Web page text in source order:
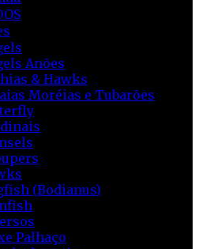
Anões
& Hawks
Moréias e Tubarões
(Bodianus)
Palhaço